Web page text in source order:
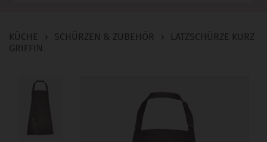
KÜCHE › SCHÜRZEN & ZUBEHÖR ›
LATZSCHÜRZE KURZ
GRIFFIN